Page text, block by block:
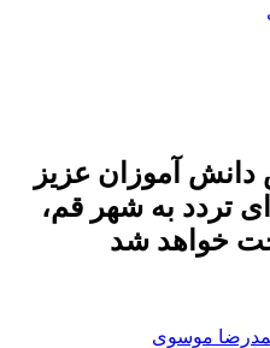
آموزان عزیز
تردد به شهر قم،
خواهد شد
موسوی